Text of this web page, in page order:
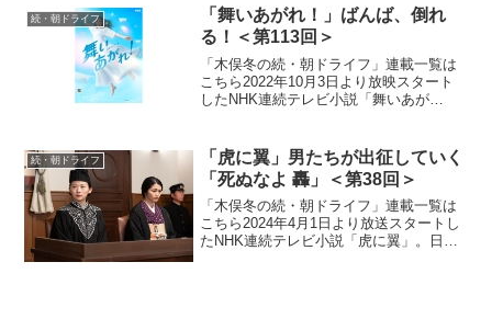
夢をかける主人公と支え合う兄妹たちの
絆を描くストーリ...
続・朝ドライフ
「舞いあがれ！」ばんば、倒れ
る！＜第113回＞
「木俣冬の続・朝ドライフ」連載一覧は
こちら2022年10月3日より放映スタート
したNHK連続テレビ小説「舞いあが
かな長崎・五島列島で人との絆を育みな
がら、空を飛ぶ夢に向...
続・朝ドライフ
「虎に翼」男たちが出征していく
「死ぬなよ 轟」＜第38回＞
「木俣冬の続・朝ドライフ」連載一覧は
こちら2024年4月1日より放送スタートし
たNHK連続テレビ小説「虎に翼」。日本